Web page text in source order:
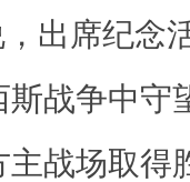
出席纪念
战争中守
战场取得